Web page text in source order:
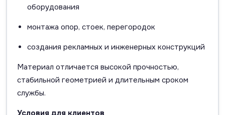
оборудования
монтажа опор, стоек, перегородок
создания рекламных и инженерных конструкций
Материал отличается высокой прочностью,
стабильной геометрией и длительным сроком
службы.